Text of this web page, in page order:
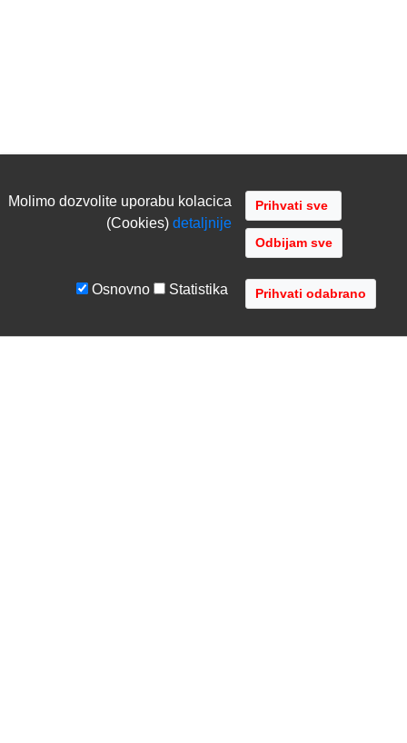
Molimo dozvolite uporabu kolacica
(Cookies)detaljnije
Odbijam sve
Osnovno Statistika